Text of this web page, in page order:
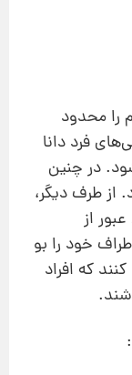
را محدود
فرد دانا
در چنین
طرف دیگر،‌
از
خود را ‌بو
که افراد